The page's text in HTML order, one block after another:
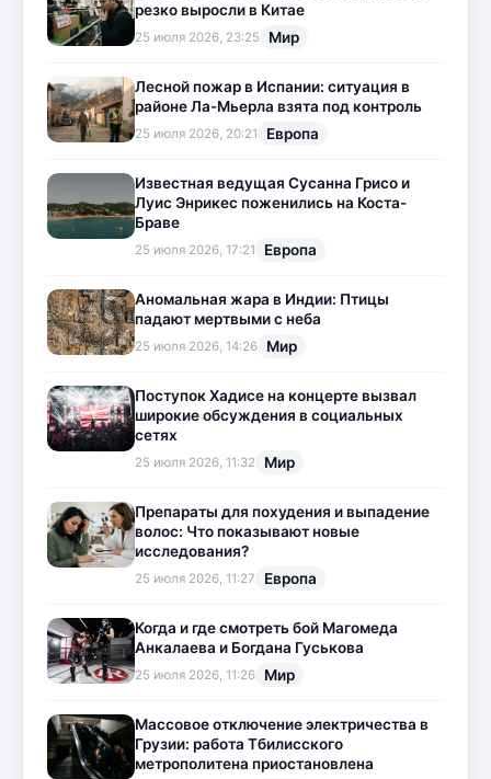
резко выросли в Китае
25 июля 2026, 23:25 Мир
Лесной пожар в Испании: ситуация в
районе Ла-Мьерла взята под контроль
25 июля 2026, 20:21 Европа
Известная ведущая Сусанна Грисо и
Луис Энрикес поженились на Коста-
Браве
25 июля 2026, 17:21 Европа
Аномальная жара в Индии: Птицы
падают мертвыми с неба
25 июля 2026, 14:26 Мир
Поступок Хадисе на концерте вызвал
широкие обсуждения в социальных
сетях
25 июля 2026, 11:32 Мир
Препараты для похудения и выпадение
волос: Что показывают новые
исследования?
25 июля 2026, 11:27 Европа
Когда и где смотреть бой Магомеда
Анкалаева и Богдана Гуськова
25 июля 2026, 11:26 Мир
Массовое отключение электричества в
Грузии: работа Тбилисского
метрополитена приостановлена